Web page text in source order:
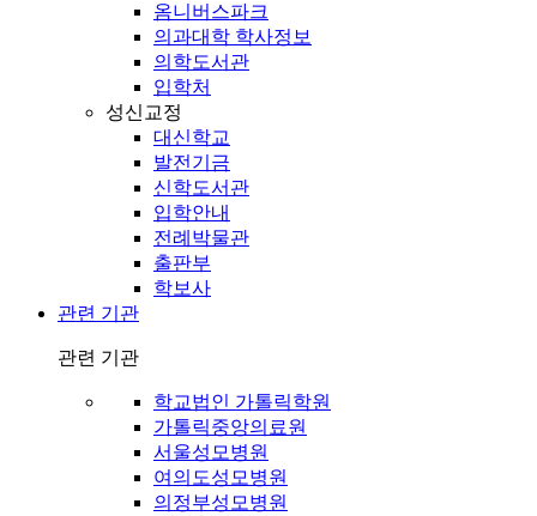
옴니버스파크
의과대학 학사정보
의학도서관
입학처
성신교정
대신학교
발전기금
신학도서관
입학안내
전례박물관
출판부
학보사
관련 기관
관련 기관
학교법인 가톨릭학원
가톨릭중앙의료원
서울성모병원
여의도성모병원
의정부성모병원